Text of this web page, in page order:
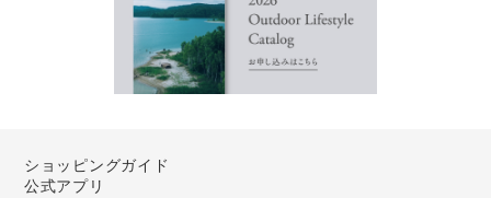
ショッピングガイド
公式アプリ